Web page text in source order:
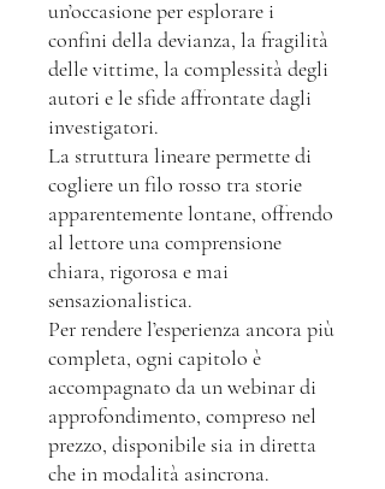
un’occasione per esplorare i
confini della devianza, la fragilità
delle vittime, la complessità degli
autori e le sfide affrontate dagli
investigatori.
La struttura lineare permette di
cogliere un filo rosso tra storie
apparentemente lontane, offrendo
al lettore una comprensione
chiara, rigorosa e mai
sensazionalistica.
Per rendere l’esperienza ancora più
completa, ogni capitolo è
accompagnato da un webinar di
approfondimento, compreso nel
prezzo, disponibile sia in diretta
che in modalità asincrona.